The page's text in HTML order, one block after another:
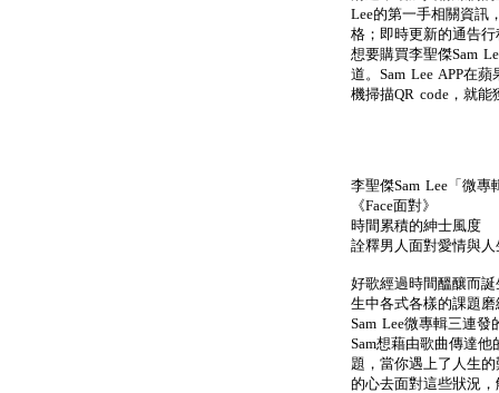
Lee的第一手相關資訊
格；即時更新的通告
想要購買李聖傑Sam
道。Sam Lee APP在
機掃描QR code，就能
李聖傑Sam Lee「微專
《Face面對》
時間累積的紳士風度
詮釋男人面對愛情與
好歌經過時間醞釀而
生中各式各樣的課題
Sam Lee微專輯三連發
Sam想藉由歌曲傳達
題，當你遇上了人生
的心去面對這些狀況